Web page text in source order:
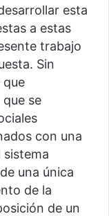
esta
a estas
trabajo
Sin
que
se
con una
una única
de la
de un